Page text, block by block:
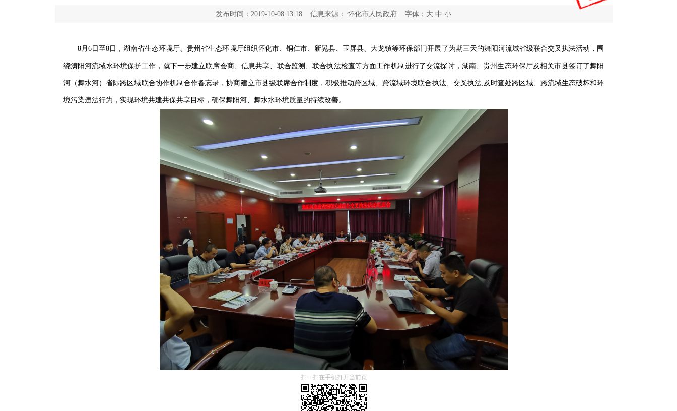
发布时间：2019-10-08 13:18 信息来源： 怀化市人民政府 字体： 大 中 小
8月6日至8日，湖南省生态环境厅、贵州省生态环境厅组织怀化市、铜仁市、新晃县、玉屏县、大龙镇等环保部门开展了为期三天的舞阳河流域省级联合交叉执法活动，围
绕㵲阳河流域水环境保护工作，就下一步建立联席会商、信息共享、联合监测、联合执法检查等方面工作机制进行了交流探讨，湖南、贵州生态环保厅及相关市县签订了舞阳
河（舞水河）省际跨区域联合协作机制合作备忘录，协商建立市县级联席合作制度，积极推动跨区域、跨流域环境联合执法、交叉执法,及时查处跨区域、跨流域生态破坏和环
境污染违法行为，实现环境共建共保共享目标，确保舞阳河、舞水水环境质量的持续改善。
扫一扫在手机打开当前页